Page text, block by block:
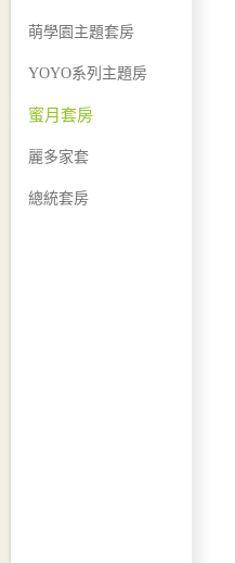
萌學園主題套房
YOYO系列主題房
蜜月套房
麗多家套
總統套房